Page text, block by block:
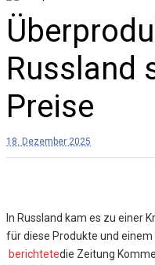
Russland
Preise
18. Dezember 2025
In Russland kam es zu einer
für diese Produkte und
berichtetedie Zeitung